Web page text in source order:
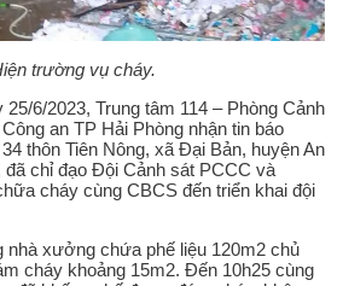
trường vụ cháy.
25/6/2023, Trung tâm 114 – Phòng Cảnh
an TP Hải Phòng nhận tin báo
thôn Tiên Nông, xã Đại Bản, huyện An
chỉ đạo Đội Cảnh sát PCCC và
cháy cùng CBCS đến triển khai đội
nhà xưởng chứa phế liệu 120m2 chủ
cháy khoảng 15m2. Đến 10h25 cùng